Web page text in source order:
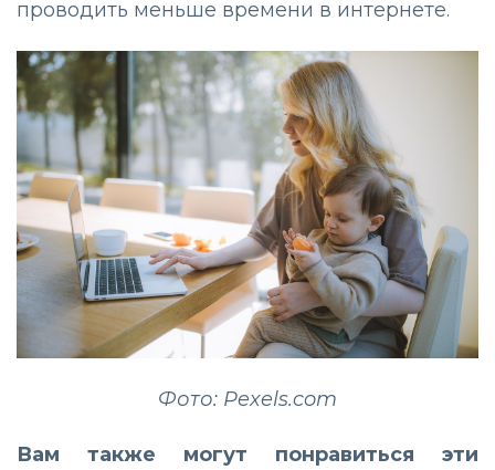
проводить меньше времени в интернете.
Фото: Pexels.com
Вам также могут понравиться эти